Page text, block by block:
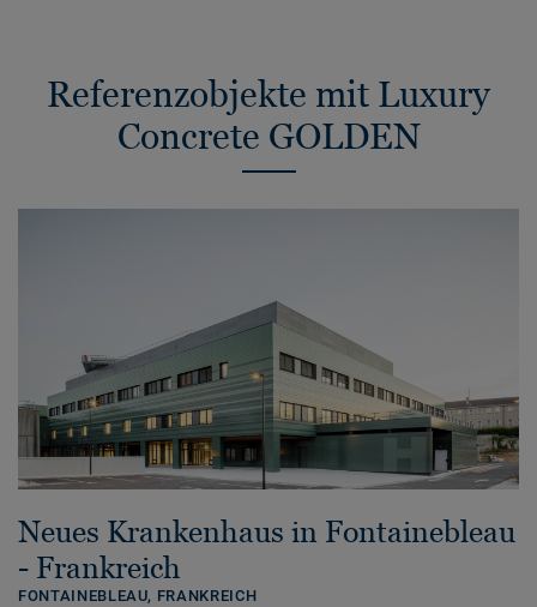
Referenzobjekte mit Luxury
Concrete GOLDEN
Neues Krankenhaus in Fontainebleau
- Frankreich
FONTAINEBLEAU, FRANKREICH